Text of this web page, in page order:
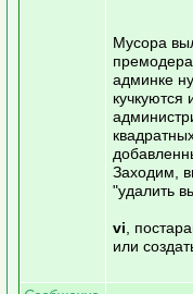
Мусора
админке
Заходим,
"удалить
vi ,
или